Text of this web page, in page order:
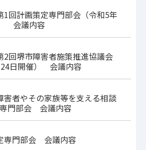
回計画策定専門部会（令和5年
会議内容
回堺市障害者施策推進協議会
24日開催） 会議内容
害者やその家族等を支える相談
門部会 会議内容
専門部会 会議内容